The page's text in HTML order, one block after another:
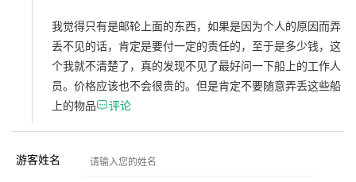
我觉得只有是邮轮上面的东西，如果是因为个人的原因而弄
丢不见的话，肯定是要付一定的责任的，至于是多少钱，这
个我就不清楚了，真的发现不见了最好问一下船上的工作人
员。价格应该也不会很贵的。但是肯定不要随意弄丢这些船
上的物品评论
游客姓名